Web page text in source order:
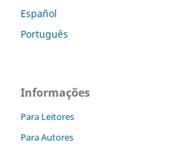
Español
Português
Informações
Para Leitores
Para Autores